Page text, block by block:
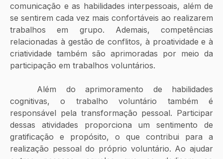
comunicação e as habilidades interpessoais, além de
se sentirem cada vez mais confortáveis ao realizarem
trabalhos em grupo. Ademais, competências
relacionadas à gestão de conflitos, à proatividade e à
criatividade também são aprimoradas por meio da
participação em trabalhos voluntários.
cognitivas, o trabalho voluntário também é
responsável pela transformação pessoal. Participar
dessas atividades proporciona um sentimento de
gratificação e propósito, o que contribui para a
realização pessoal do próprio voluntário. Ao ajudar